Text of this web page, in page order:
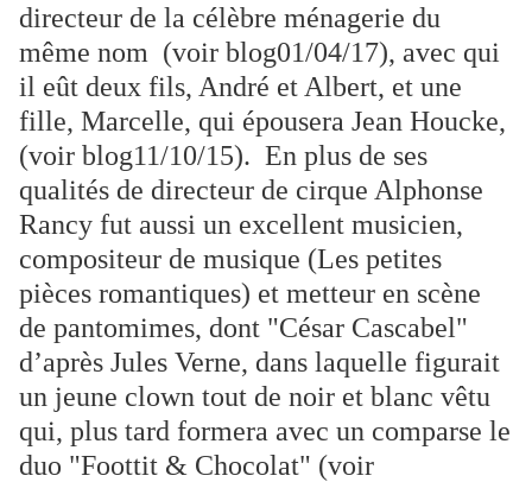
directeur de la célèbre ménagerie du
même nom (voir blog01/04/17), avec qui
il eût deux fils, André et Albert, et une
fille, Marcelle, qui épousera Jean Houcke,
(voir blog11/10/15). En plus de ses
qualités de directeur de cirque Alphonse
Rancy fut aussi un excellent musicien,
compositeur de musique (Les petites
pièces romantiques) et metteur en scène
de pantomimes, dont "César Cascabel"
d’après Jules Verne, dans laquelle figurait
un jeune clown tout de noir et blanc vêtu
qui, plus tard formera avec un comparse le
duo "Foottit & Chocolat" (voir